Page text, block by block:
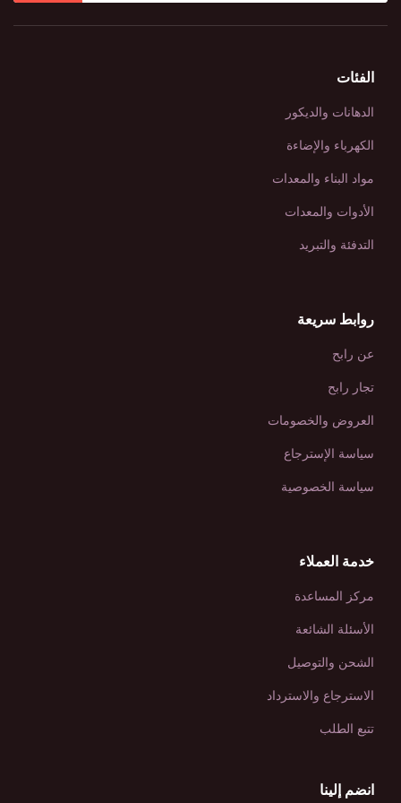
الفئات
الدهانات والديكور
الكهرباء والإضاءة
مواد البناء والمعدات
الأدوات والمعدات
التدفئة والتبريد
روابط سريعة
عن رابح
تجار رابح
العروض والخصومات
سياسة الإسترجاع
سياسة الخصوصية
خدمة العملاء
مركز المساعدة
الأسئلة الشائعة
الشحن والتوصيل
الاسترجاع والاسترداد
تتبع الطلب
انضم إلينا